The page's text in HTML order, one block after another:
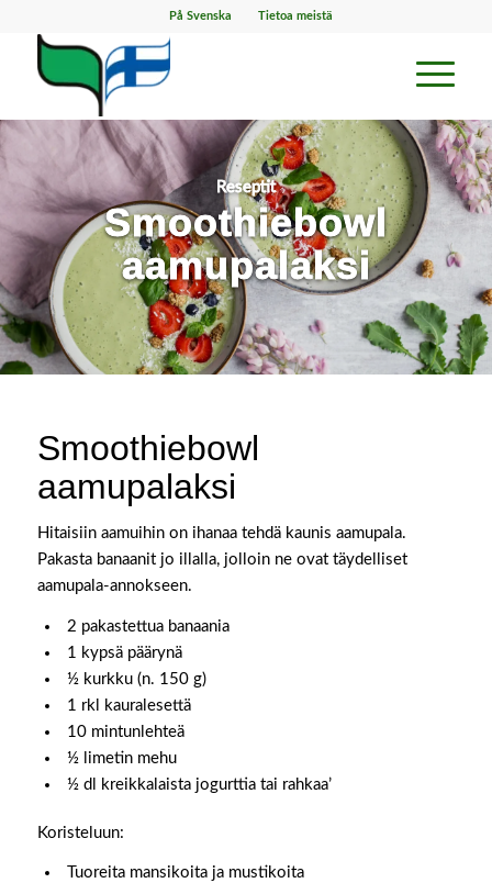
På Svenska Tietoa meistä
Reseptit
Smoothiebowl
aamupalaksi
Smoothiebowl
aamupalaksi
Hitaisiin aamuihin on ihanaa tehdä kaunis aamupala.
Pakasta banaanit jo illalla, jolloin ne ovat täydelliset
aamupala-annokseen.
2 pakastettua banaania
1 kypsä päärynä
½ kurkku (n. 150 g)
1 rkl kauralesettä
10 mintunlehteä
½ limetin mehu
½ dl kreikkalaista jogurttia tai rahkaa’
Koristeluun:
Tuoreita mansikoita ja mustikoita